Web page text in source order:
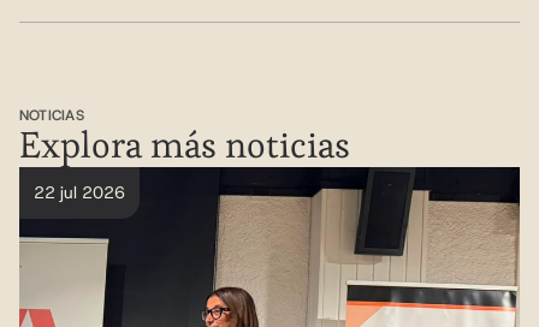
NOTICIAS
Explora más noticias
22 jul 2026